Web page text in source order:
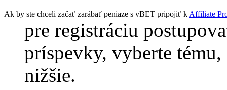
Ak by ste chceli začať zarábať peniaze s vBET pripojiť kAffiliate
pre registráciu
príspevky, vyberte
nižšie.